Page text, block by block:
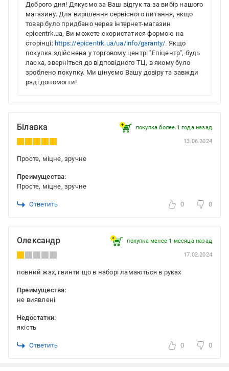
Доброго дня! Дякуємо за Ваш відгук та за вибір нашого
магазину. Для вирішення сервісного питання, якщо
товар було придбано через інтернет-магазин
epicentrk.ua, Ви можете скористатися формою на
сторінці: https://epicentrk.ua/ua/info/garanty/. Якщо
покупка здійснена у торговому центрі "Епіцентр", будь
ласка, зверніться до відповідного ТЦ, в якому було
зроблено покупку. Ми цінуємо Вашу довіру та завжди
раді допомогти!
Білавка покупка более 1 года назад
13.06.2024
Просте, міцне, зручне
Преимущества:
Просте, міцне, зручне
Ответить 0 0
Олександр покупка менее 1 месяца назад
17.02.2024
повний жах, гвинти що в наборі ламаються в руках
Преимущества:
не виявлені
Недостатки:
якість
Ответить 0 0